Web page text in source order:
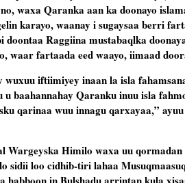
waxa Qaranka aan ka doonayo
karayo, waanay i sugaysaa berri
doontaa Raggiina mustabaqlka
waar fartaada eed waayo, iimaad
iftiimiyey inaan la isla
u baahannahay Qaranku inuu isla
qarinaa wuu innagu qarxayaa,”
Wargeyska Himilo waxa uu
sidii loo cidhib-tiri lahaa